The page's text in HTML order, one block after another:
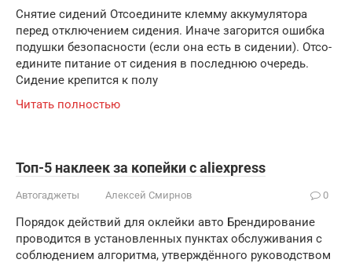
Снятие сидений Отсо­еди­ни­те клем­му акку­му­ля­то­ра
перед отклю­че­ни­ем сиде­ния. Ина­че заго­рит­ся ошиб­ка
подуш­ки без­опас­но­сти (если она есть в сиде­нии). Отсо­
еди­ни­те пита­ние от сиде­ния в послед­нюю оче­редь.
Сиде­ние кре­пит­ся к полу
Читать полностью
Топ-5 наклеек за копейки с aliexpress
Автогаджеты Алексей Смирнов 0
Порядок действий для оклейки авто Брендирование
проводится в установленных пунктах обслуживания с
соблюдением алгоритма, утверждённого руководством